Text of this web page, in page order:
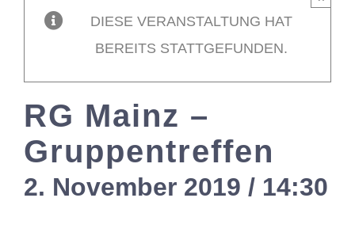
Mitglieder /
DIESE VERANSTALTUNG HAT
BEREITS STATTGEFUNDEN.
RG Mainz –
Gruppentreffen
2. November 2019 / 14:30